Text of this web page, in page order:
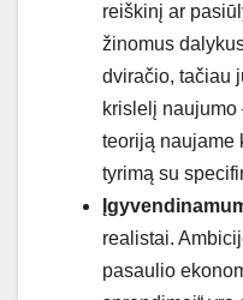
reiškinį ar
žinomus
dviračio, tačiau
krislelį naujumo
teoriją naujame
tyrimą su
realistai.
pasaulio